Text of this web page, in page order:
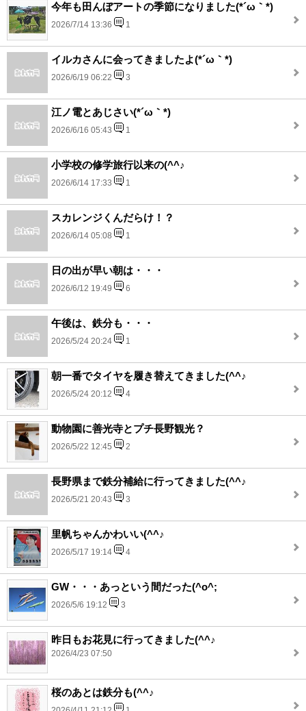
今年も田んぼアートの季節になりました(*´ω｀*)
2026/7/14 13:36 1
イルカさんに会ってきましたよ(*´ω｀*)
2026/6/19 06:22 3
江ノ電とあじさい(*´ω｀*)
2026/6/16 05:43 1
小学校の修学旅行以来の(^^♪
2026/6/14 17:33 1
スカレンジくんだらけ！？
2026/6/14 05:08 1
日の出が早い朝は・・・
2026/6/12 19:49 6
午後は、鉄分も・・・
2026/5/24 20:24 1
朝一番でタイヤを履き替えてきました(^^♪
2026/5/24 20:12 4
動物園に善光寺とプチ長野観光？
2026/5/22 12:45 2
長野県まで鉄分補給に行ってきました(^^♪
2026/5/21 20:43 3
里帆ちゃんかわいい(^^♪
2026/5/17 19:14 4
GW・・・あっという間だった(^o^;
2026/5/6 19:12 3
昨日もお花見に行ってきました(^^♪
2026/4/23 07:50
桜のあとは鉄分も(^^♪